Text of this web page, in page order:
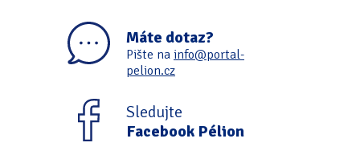
Máte dotaz?
Pište na info@portal-
pelion.cz
Sledujte
Facebook Pélion